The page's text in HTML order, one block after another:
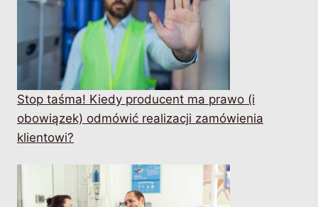
Stop taśma! Kiedy producent ma prawo (i
obowiązek) odmówić realizacji zamówienia
klientowi?